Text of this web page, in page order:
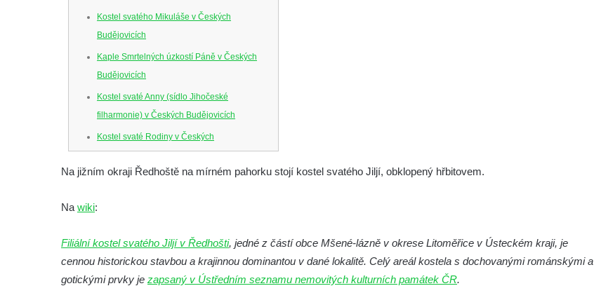
Kostel svatého Mikuláše v Českých
Budějovicích
Kaple Smrtelných úzkostí Páně v Českých
Budějovicích
Kostel svaté Anny (sídlo Jihočeské
filharmonie) v Českých Budějovicích
Kostel svaté Rodiny v Českých
Budějovicích
Kostel Obětování Panny Marie u kláštera
Kaple na křižovatce ulic Budějovická a
Dělnická v Kamenném Újezdě
Bývalý kostel svatých Filipa a Jakuba na
Na jižním okraji Ředhoště na mírném pahorku stojí kostel svatého Jiljí, obklopený hřbitovem.
Na wiki:
Filiální kostel svatého Jiljí v Ředhošti, jedné z částí obce Mšené-lázně v okrese Litoměřice v Ústeckém kraji, je
cennou historickou stavbou a krajinnou dominantou v dané lokalitě. Celý areál kostela s dochovanými románskými a
gotickými prvky je zapsaný v Ústředním seznamu nemovitých kulturních památek ČR.